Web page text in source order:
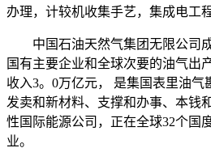
办理，计较机收集手艺，集成电工程
中国石油天然气集团无限公司成
国有主要企业和全球次要的油气出
收入3。0万亿元， 是集国表里油
发卖和新材料、支撑和办事、本钱
性国际能源公司，正在全球32个国
业。